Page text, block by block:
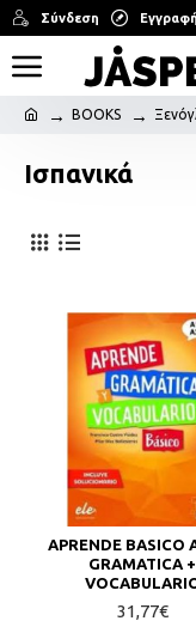
Σύνδεση Εγγραφή
BOOKS
Ισπανικά
APRENDE BASICO
GRAMATICA +
31,77€